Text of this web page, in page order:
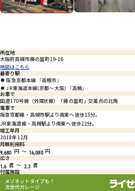
所在地
大阪府高槻市藤の里町19-16
地図はこちら
最寄り駅
阪急京都本線 『高槻市』
JR東海道本線(京都～大阪) 『高槻』
お車で
国道170号線（外環状線）「藤の里町」交差点の北角
電車で
阪急京都線・高槻市駅より南東へ徒歩15分。
JR東海道線・高槻駅より南東へ徒歩22分。
竣工年月
2018年12月
月額利用料
9,680 円 ～ 14,080 円
広さ
1.6 畳 ～ 2.3 畳
付属施設
メゾネットタイプも！
次世代ガレージ